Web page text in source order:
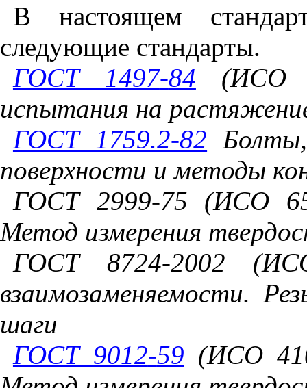
В
настоящем
следующие стандарты.
ГОСТ1497-84 (ИСО
испытания на
ГОСТ1759.2-82 Болты
поверхности и методы
ГОСТ2999-75 (ИСО
Метод измерения
ГОСТ8724-2002 (
взаимозаменяемости.
шаги
ГОСТ9012-59 (ИСО